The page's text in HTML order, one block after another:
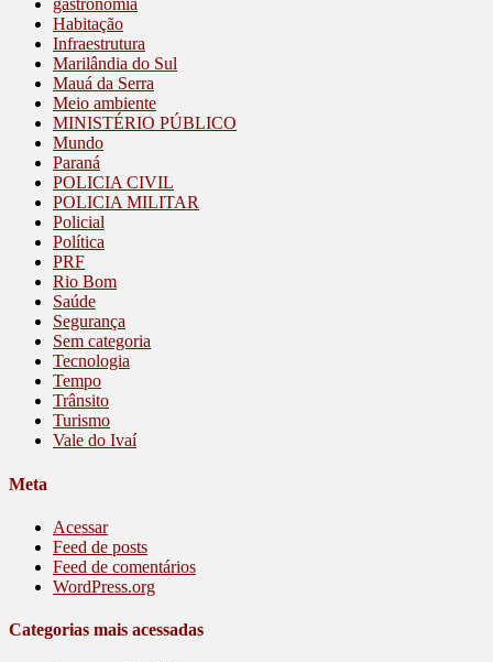
gastronomia
Habitação
Infraestrutura
Marilândia do Sul
Mauá da Serra
Meio ambiente
MINISTÉRIO PÚBLICO
Mundo
Paraná
POLICIA CIVIL
POLICIA MILITAR
Policial
Política
PRF
Rio Bom
Saúde
Segurança
Sem categoria
Tecnologia
Tempo
Trânsito
Turismo
Vale do Ivaí
Meta
Acessar
Feed de posts
Feed de comentários
WordPress.org
Categorias mais acessadas